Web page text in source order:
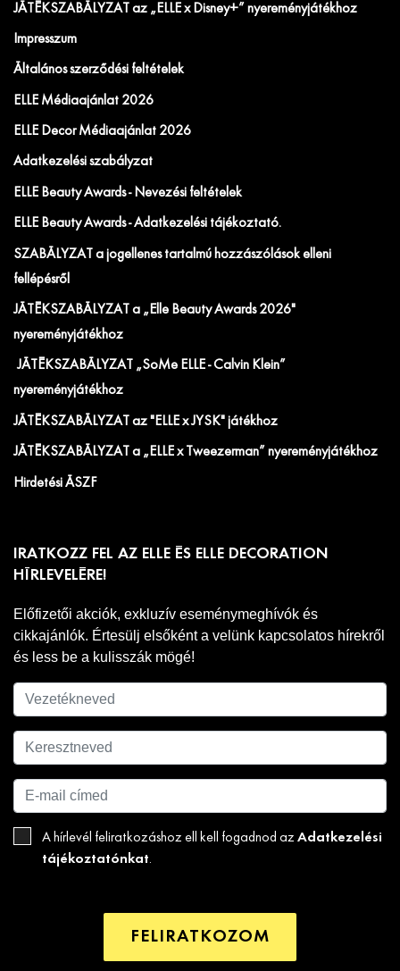
JÁTÉKSZABÁLYZAT az „ELLE x Disney+” nyereményjátékhoz
Impresszum
Általános szerződési feltételek
ELLE Médiaajánlat 2026
ELLE Decor Médiaajánlat 2026
Adatkezelési szabályzat
ELLE Beauty Awards - Nevezési feltételek
ELLE Beauty Awards - Adatkezelési tájékoztató.
SZABÁLYZAT a jogellenes tartalmú hozzászólások elleni
fellépésről
JÁTÉKSZABÁLYZAT a „Elle Beauty Awards 2026"
nyereményjátékhoz
JÁTÉKSZABÁLYZAT „SoMe ELLE - Calvin Klein”
nyereményjátékhoz
JÁTÉKSZABÁLYZAT az "ELLE x JYSK" játékhoz
JÁTÉKSZABÁLYZAT a „ELLE x Tweezerman” nyereményjátékhoz
Hirdetési ÁSZF
IRATKOZZ FEL AZ ELLE ÉS ELLE DECORATION
HÍRLEVELÉRE!
Előfizetői akciók, exkluzív eseménymeghívók és
cikkajánlók. Értesülj elsőként a velünk kapcsolatos hírekről
és less be a kulisszák mögé!
A hírlevél feliratkozáshoz ell kell fogadnod az Adatkezelési
tájékoztatónkat.
FELIRATKOZOM